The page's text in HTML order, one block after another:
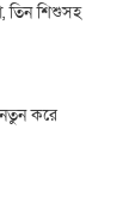
তিন শিশুসহ
নতুন করে